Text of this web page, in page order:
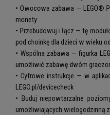
• Owocowa zabawa — LEGO®
monety
• Przebudowuj i łącz — tę
pod choinkę dla dzieci w wieku
• Wspólna zabawa — figurka
umożliwić zabawę dwóm
• Cyfrowe instrukcje — w
LEGO.pl/devicecheck
• Buduj niepowtarzalne
umożliwiających wielogodzinną